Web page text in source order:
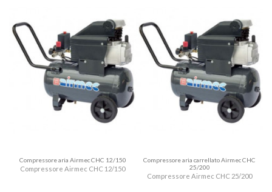
Compressore aria Airmec CHC 12/150
Compressore Airmec CHC 12/150
Compressore aria carrellato Airmec CHC
25/200
Compressore Airmec CHC 25/200